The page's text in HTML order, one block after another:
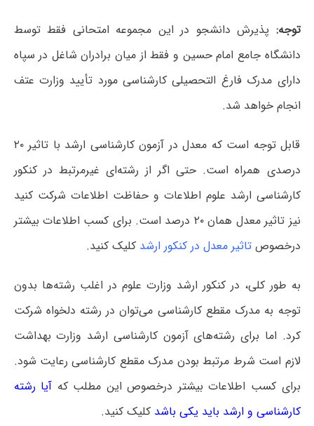
توجه: پذیرش دانشجو در این مجموعه امتحانی فقط توسط
دانشگاه جامع امام حسین و فقط از میان برادران شاغل در سپاه
دارای مدرک فارغ التحصیلی کارشناسی مورد تأیید وزارت عتف
انجام خواهد شد.
قابل توجه است که معدل در آزمون کارشناسی ارشد با تاثیر ۲۰
درصدی همراه است. حتی اگر از رشته‌ای غیرمرتبط در کنکور
کارشناسی ارشد علوم اطلاعات و حفاظت اطلاعات شرکت کنید
نیز تاثیر معدل همان ۲۰ درصد است. برای کسب اطلاعات بیشتر
درخصوصتاثیر معدل در کنکور ارشد کلیک کنید.
به طور کلی، در کنکور ارشد وزارت علوم در اغلب رشته‌ها بدون
توجه به مدرک مقطع کارشناسی می‌توان در رشته دلخواه شرکت
کرد. اما برای رشته‌های آزمون کارشناسی ارشد وزارت بهداشت
لازم است شرط مرتبط بودن مدرک مقطع کارشناسی رعایت شود.
برای کسب اطلاعات بیشتر درخصوص این مطلب که آیا رشته
کارشناسی و ارشد باید یکی باشد کلیک کنید.